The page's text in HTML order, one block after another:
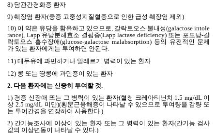
8) 담관간경화증 환자
9) 췌장염 환자(중증 고중성지질혈증으로 인한 급성 췌장염 제외)
10) 이 약은 유당을 함유하고 있으므로, 갈락토오스 불내성(galactose intole
rance), Lapp 유당분해효소 결핍증(Lapp lactase deficiency) 또는 포도당-갈
락토오스 흡수장애(glucose-galactose malabsorption) 등의 유전적인 문제
가 있는 환자에게는 투여하면 안된다.
11) 대두유에 과민하거나 알레르기 병력이 있는 환자
12) 콩 또는 땅콩에 과민증이 있는 환자
2. 다음 환자에는 신중히 투여할 것.
1) 경증 신장애 또는 그 병력이 있는 환자(혈청 크레아티닌치 1.5 mg/dL 이
상 2.5 mg/dL 미만)(횡문근융해증이 나타날 수 있으므로 투여량을 감량 또
는 투여간경을 연장하여 사용한다.)
2) 간기능조사에 이상이 있는 환자 또는 그 병력이 있는 환자(간기능 검사
값의 이상변동이 나타날 수 있다 .)